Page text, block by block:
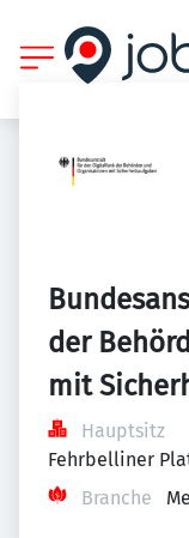
der
mit
Hauptsitz
Fehrbelliner
Branche